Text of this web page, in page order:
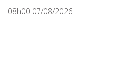
08h00 07/08/2026